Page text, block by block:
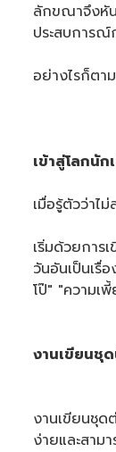
ลักขณาจึงหัน
ประสบการณ์
อย่างไรก็ตา
เข้าสู่โลกนัก
เมื่อรู้ตัวว่าไ
เริ่มด้วยการ
วันอันเป็นเรื่
โป๊" "ความเ
งานเขียนชุ
งานเขียนชุด
ง่ายและสาม